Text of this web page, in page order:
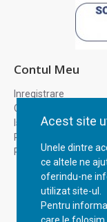
Acest site
Unele dintre
ce altele ne
oferindu-ne
utilizat site-ul.
Pentru
Contul Meu
Inregistrare
Contul meu
Istoric comenzi
Recuperare parola
Returnare produs